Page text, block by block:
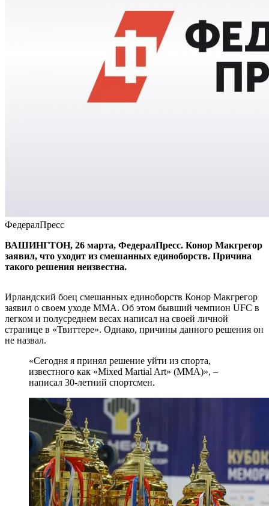
ФедералПресс
ВАШИНГТОН, 26 марта, ФедералПресс. Конор Макгрегор
заявил, что уходит из смешанных единоборств. Причина
такого решения неизвестна.
Ирландский боец смешанных единоборств Конор Макгрегор
заявил о своем уходе MMA. Об этом бывший чемпион UFC в
легком и полусреднем весах написал на своей личной
странице в «Твиттере». Однако, причины данного решения он
не назвал.
«Сегодня я принял решение уйти из спорта,
известного как «Mixed Martial Art» (MMA)», –
написал 30-летний спортсмен.